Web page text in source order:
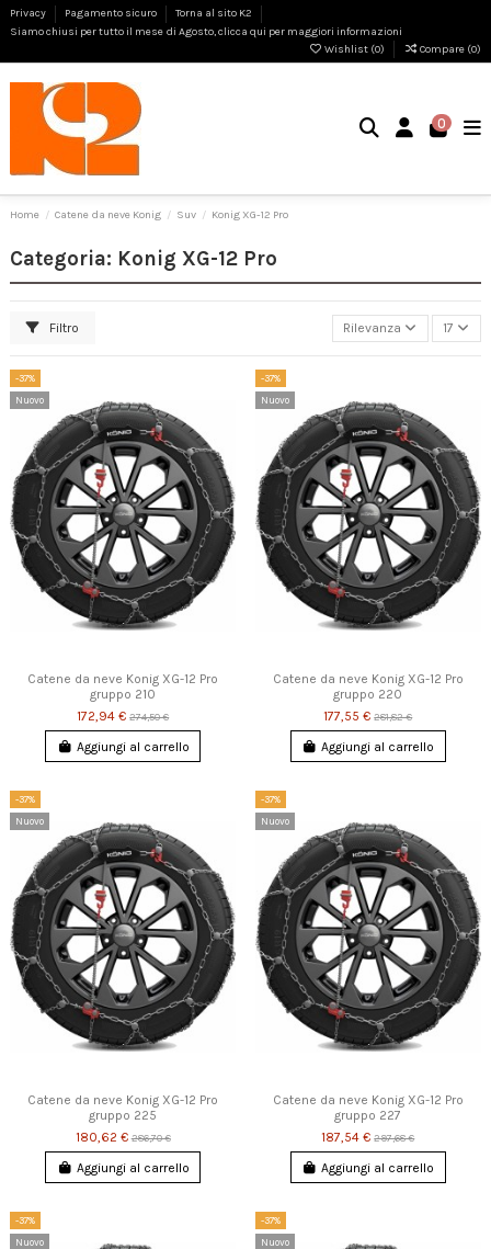
Privacy Pagamento sicuro
Torna al sito K2
Siamo chiusi per tutto il mese di Agosto, clicca qui per maggiori informazioni
Wishlist (0) Compare (0)
0
Home Catene da neve Konig Suv Konig XG-12 Pro
Categoria: Konig XG-12 Pro
Filtro Rilevanza 17
-37%
Nuovo
Catene da neve Konig XG-12 Pro
gruppo 210
172,94 €274,50 €
Aggiungi al carrello
-37%
Nuovo
Catene da neve Konig XG-12 Pro
gruppo 220
177,55 €281,82 €
Aggiungi al carrello
-37%
Nuovo
Catene da neve Konig XG-12 Pro
gruppo 225
180,62 €286,70 €
Aggiungi al carrello
-37%
Nuovo
Catene da neve Konig XG-12 Pro
gruppo 227
187,54 €297,68 €
Aggiungi al carrello
-37%
Nuovo
-37%
Nuovo